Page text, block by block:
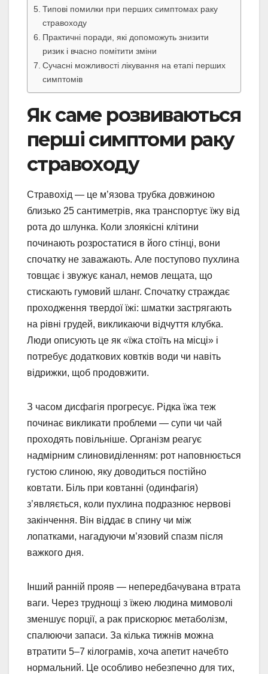
Типові помилки при перших симптомах раку
стравоходу
Практичні поради, які допоможуть знизити
ризик і вчасно помітити зміни
Сучасні можливості лікування на етапі перших
симптомів
Як саме розвиваються
перші симптоми раку
стравоходу
Стравохід — це м’язова трубка довжиною
близько 25 сантиметрів, яка транспортує їжу від
рота до шлунка. Коли злоякісні клітини
починають розростатися в його стінці, вони
спочатку не заважають. Але поступово пухлина
товщає і звужує канал, немов лещата, що
стискають гумовий шланг. Спочатку страждає
проходження твердої їжі: шматки застрягають
на рівні грудей, викликаючи відчуття клубка.
Люди описують це як «їжа стоїть на місці» і
потребує додаткових ковтків води чи навіть
відрижки, щоб продовжити.
З часом дисфагія прогресує. Рідка їжа теж
починає викликати проблеми — супи чи чай
проходять повільніше. Організм реагує
надмірним слиновиділенням: рот наповнюється
густою слиною, яку доводиться постійно
ковтати. Біль при ковтанні (одинфагія)
з’являється, коли пухлина подразнює нервові
закінчення. Він віддає в спину чи між
лопатками, нагадуючи м’язовий спазм після
важкого дня.
Інший ранній прояв — непередбачувана втрата
ваги. Через труднощі з їжею людина мимоволі
зменшує порції, а рак прискорює метаболізм,
спалюючи запаси. За кілька тижнів можна
втратити 5–7 кілограмів, хоча апетит начебто
нормальний. Це особливо небезпечно для тих,